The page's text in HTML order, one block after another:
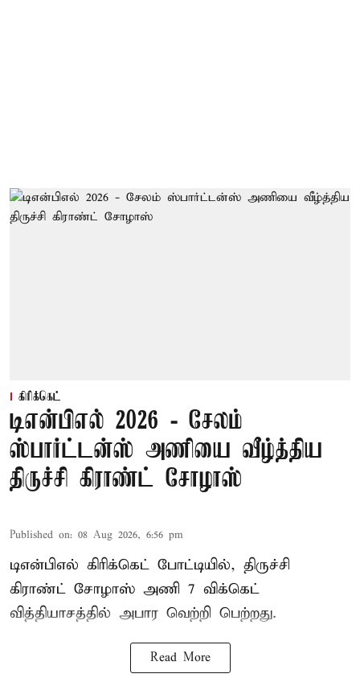
கிரிக்கெட்
டிஎன்பிஎல் 2026 - சேலம்
ஸ்பார்ட்டன்ஸ் அணியை வீழ்த்திய
திருச்சி கிராண்ட் சோழாஸ்
Published on: 08 Aug 2026, 6:56 pm
டிஎன்பிஎல் கிரிக்கெட் போட்டியில், திருச்சி
கிராண்ட் சோழாஸ் அணி 7 விக்கெட்
வித்தியாசத்தில் அபார வெற்றி பெற்றது.
Read More